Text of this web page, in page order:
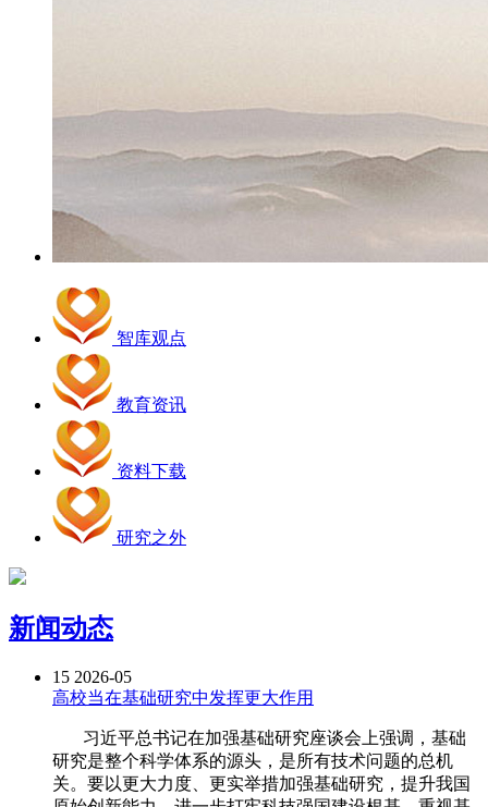
智库观点
教育资讯
资料下载
研究之外
新闻动态
15 2026-05
高校当在基础研究中发挥更大作用
习近平总书记在加强基础研究座谈会上强调，基础
研究是整个科学体系的源头，是所有技术问题的总机
关。要以更大力度、更实举措加强基础研究，提升我国